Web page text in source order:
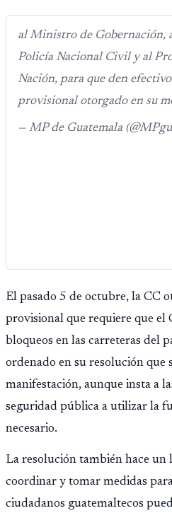
fallido con la administración
Público.
al Ministro de Gobernación,
Policía Nacional Civil y al
Nación, para que den
provisional otorgado en su
— MP de Guatemala
El pasado 5 de octubre, la CC
provisional que requiere que el
bloqueos en las carreteras del
ordenado en su resolución que
manifestación, aunque insta a
seguridad pública a utilizar la
necesario.
La resolución también hace un
coordinar y tomar medidas
ciudadanos guatemaltecos